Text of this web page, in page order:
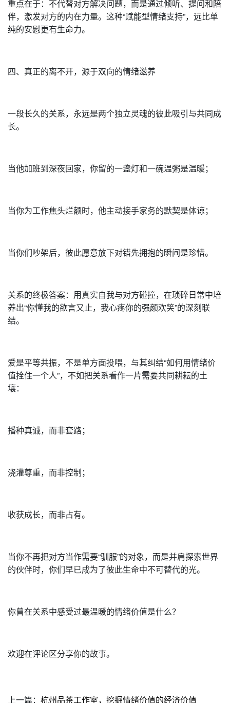
重点在于：不代替对方解决问题，而是通过倾听、提问和陪
伴，激发对方的内在力量。这种“赋能型情绪支持”，远比单
纯的安慰更有生命力。
四、真正的离不开，源于双向的情绪滋养
一段长久的关系，永远是两个独立灵魂的彼此吸引与共同成
长。
当他加班到深夜回家，你留的一盏灯和一碗温粥是温暖；
当你为工作焦头烂额时，他主动接手家务的默契是体谅；
当你们吵架后，彼此愿意放下对错先拥抱的瞬间是珍惜。
关系的终极答案：用真实自我与对方碰撞，在琐碎日常中培
养出“你懂我的欲言又止，我心疼你的强颜欢笑”的深刻联
结。
爱是平等共振，不是单方面投喂，与其纠结“如何用情绪价
值拴住一个人”，不如把关系看作一片需要共同耕耘的土
壤：
播种真诚，而非套路；
浇灌尊重，而非控制；
收获成长，而非占有。
当你不再把对方当作需要“驯服”的对象，而是并肩探索世界
的伙伴时，你们早已成为了彼此生命中不可替代的光。
你曾在关系中感受过最温暖的情绪价值是什么？
欢迎在评论区分享你的故事。
上一篇： 杭州品茶工作室，挖掘情绪价值的经济价值